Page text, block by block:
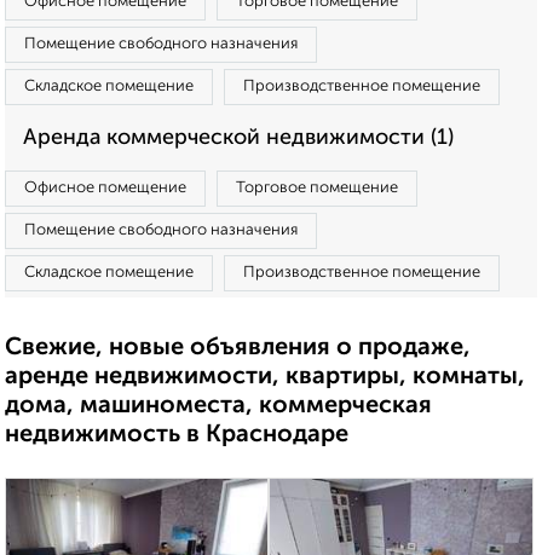
Помещение свободного назначения
Складское помещение Производственное помещение
Аренда коммерческой недвижимости (1)
Офисное помещение Торговое помещение
Помещение свободного назначения
Складское помещение Производственное помещение
Свежие, новые объявления о продаже,
аренде недвижимости, квартиры, комнаты,
дома, машиноместа, коммерческая
недвижимость в Краснодаре